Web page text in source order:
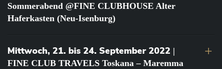
Sommerabend @FINE CLUBHOUSE Alter
Haferkasten (Neu-Isenburg)
Mittwoch, 21. bis 24. September 2022 |
FINE CLUB TRAVELS Toskana – Maremma